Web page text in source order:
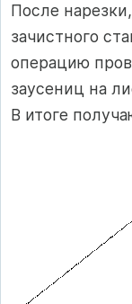
После
зачистного
операцию
заусениц на
В итоге